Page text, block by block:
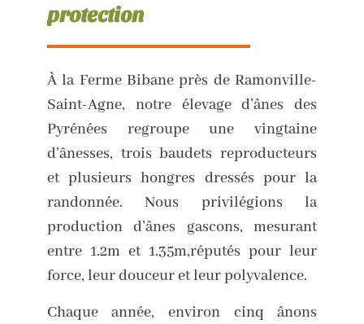
protection
À la Ferme Bibane près de Ramonville-
Saint-Agne, notre élevage d’ânes des
Pyrénées regroupe une vingtaine
d’ânesses, trois baudets reproducteurs
et plusieurs hongres dressés pour la
randonnée. Nous privilégions la
production d’ânes gascons, mesurant
entre 1.2m et 1.35m,réputés pour leur
force, leur douceur et leur polyvalence.
Chaque année, environ cinq ânons